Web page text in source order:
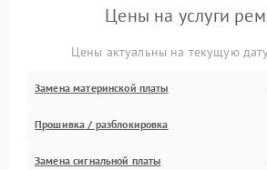
Цены на услуги
Цены актуальны на текущую
Замена материнской платы
Прошивка / разблокировка
Замена сигнальной платы